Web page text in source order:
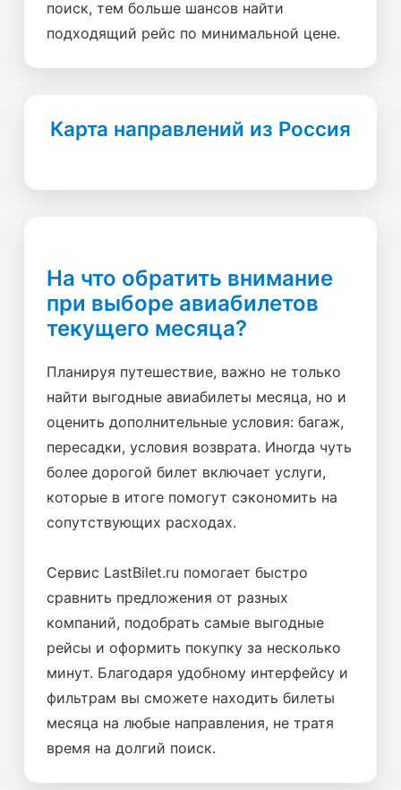
поиск, тем больше шансов найти
подходящий рейс по минимальной цене.
Карта направлений из Россия
На что обратить внимание
при выборе авиабилетов
текущего месяца?
Планируя путешествие, важно не только
найти выгодные авиабилеты месяца, но и
оценить дополнительные условия: багаж,
пересадки, условия возврата. Иногда чуть
более дорогой билет включает услуги,
которые в итоге помогут сэкономить на
сопутствующих расходах.
Сервис LastBilet.ru помогает быстро
сравнить предложения от разных
компаний, подобрать самые выгодные
рейсы и оформить покупку за несколько
минут. Благодаря удобному интерфейсу и
фильтрам вы сможете находить билеты
месяца на любые направления, не тратя
время на долгий поиск.